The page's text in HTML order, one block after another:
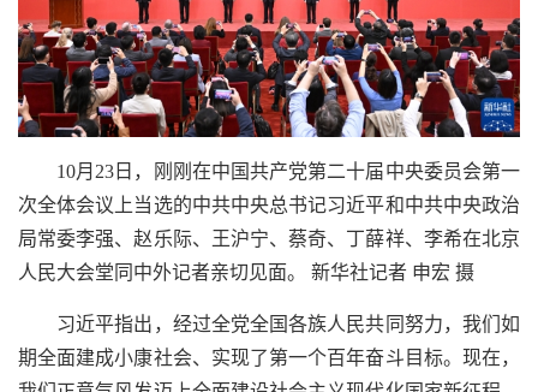
10月23日，刚刚在中国共产党第二十届中央委员会第一
次全体会议上当选的中共中央总书记习近平和中共中央政治
局常委李强、赵乐际、王沪宁、蔡奇、丁薛祥、李希在北京
人民大会堂同中外记者亲切见面。 新华社记者 申宏 摄
习近平指出，经过全党全国各族人民共同努力，我们如
期全面建成小康社会、实现了第一个百年奋斗目标。现在，